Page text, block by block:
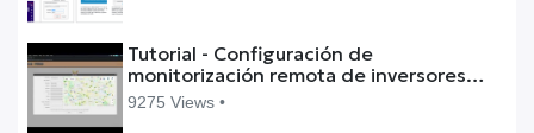
Tutorial - Configuración de
monitorización remota de inversores
Solax Power vía Pocket LAN (inglés)
9275 Views •